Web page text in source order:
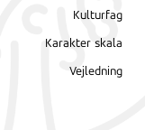
Kulturfag
Karakter skala
Vejledning